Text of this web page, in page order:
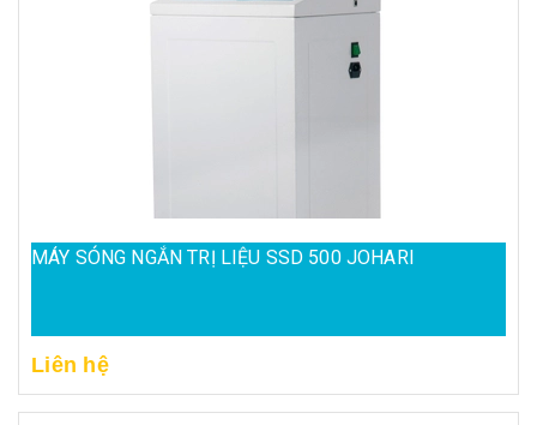
MÁY SÓNG NGẮN TRỊ LIỆU SSD 500 JOHARI
Liên hệ